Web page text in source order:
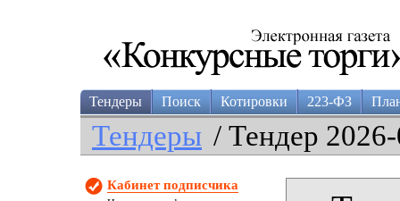
Тендеры Поиск Котировки 223-ФЗ
Тендеры / Тендер
Кабинет подписчика